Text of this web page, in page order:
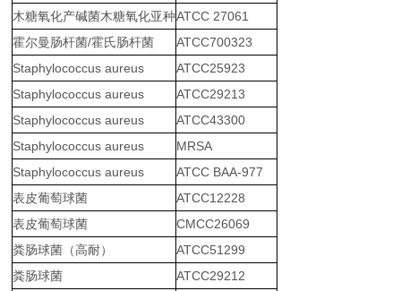
木糖氧化产碱菌木糖氧化亚种ATCC 27061
霍尔曼肠杆菌/霍氏肠杆菌
ATCC700323
Staphylococcus aureus
ATCC25923
Staphylococcus aureus
ATCC29213
Staphylococcus aureus
ATCC43300
Staphylococcus aureus
MRSA
Staphylococcus aureus
ATCC BAA-977
表皮葡萄球菌
ATCC12228
表皮葡萄球菌
CMCC26069
粪肠球菌（高耐）
ATCC51299
粪肠球菌
ATCC29212